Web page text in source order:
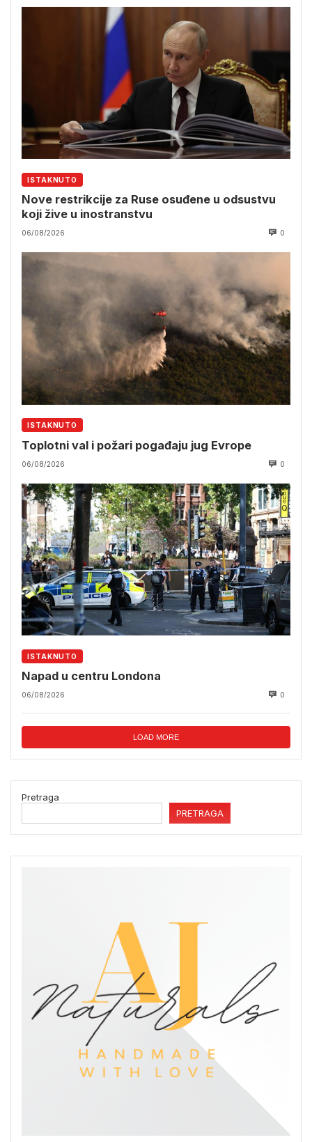
ISTAKNUTO
Nove restrikcije za Ruse osuđene u odsustvu
koji žive u inostranstvu
06/08/2026 0
ISTAKNUTO
Toplotni val i požari pogađaju jug Evrope
06/08/2026 0
ISTAKNUTO
Napad u centru Londona
06/08/2026 0
LOAD MORE
Pretraga
PRETRAGA